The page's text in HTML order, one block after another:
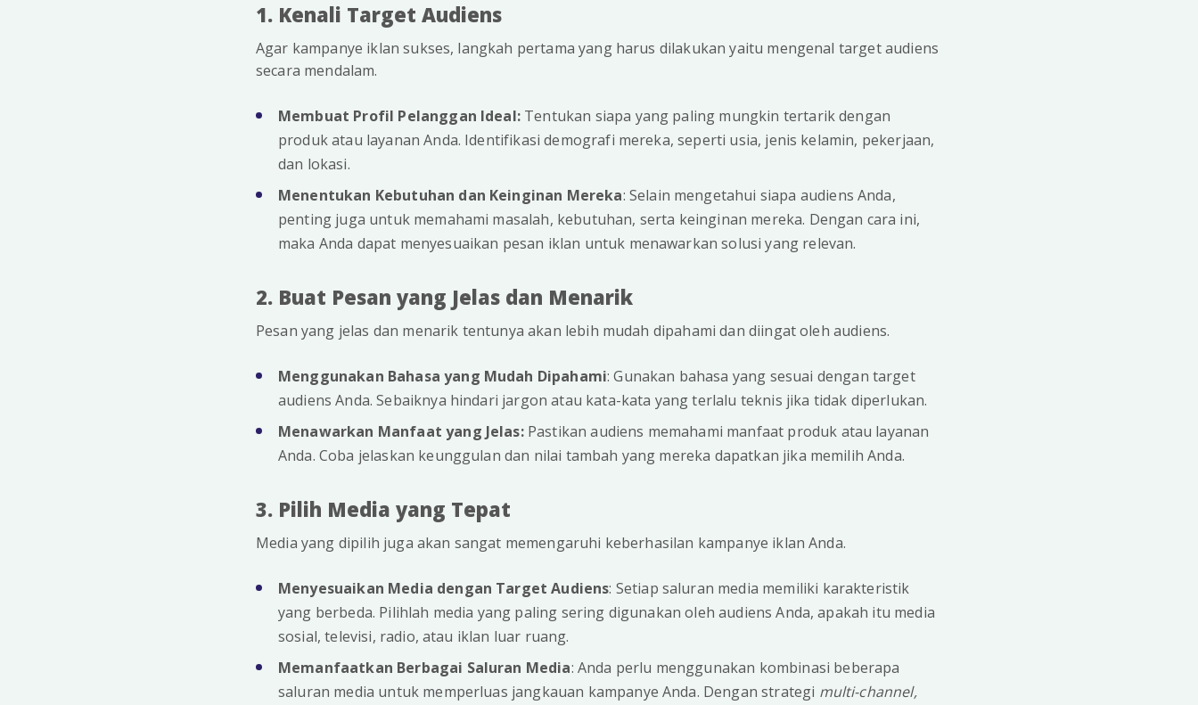
1. Kenali Target Audiens
Agar kampanye iklan sukses, langkah pertama yang harus dilakukan yaitu mengenal target audiens
secara mendalam.
Membuat Profil Pelanggan Ideal:Tentukan siapa yang paling mungkin tertarik dengan
produk atau layanan Anda. Identifikasi demografi mereka, seperti usia, jenis kelamin, pekerjaan,
dan lokasi.
Menentukan Kebutuhan dan Keinginan Mereka: Selain mengetahui siapa audiens Anda,
penting juga untuk memahami masalah, kebutuhan, serta keinginan mereka. Dengan cara ini,
maka Anda dapat menyesuaikan pesan iklan untuk menawarkan solusi yang relevan.
2. Buat Pesan yang Jelas dan Menarik
Pesan yang jelas dan menarik tentunya akan lebih mudah dipahami dan diingat oleh audiens.
Menggunakan Bahasa yang Mudah Dipahami: Gunakan bahasa yang sesuai dengan target
audiens Anda. Sebaiknya hindari jargon atau kata-kata yang terlalu teknis jika tidak diperlukan.
Menawarkan Manfaat yang Jelas:Pastikan audiens memahami manfaat produk atau layanan
Anda. Coba jelaskan keunggulan dan nilai tambah yang mereka dapatkan jika memilih Anda.
3. Pilih Media yang Tepat
Media yang dipilih juga akan sangat memengaruhi keberhasilan kampanye iklan Anda.
Menyesuaikan Media dengan Target Audiens: Setiap saluran media memiliki karakteristik
yang berbeda. Pilihlah media yang paling sering digunakan oleh audiens Anda, apakah itu media
sosial, televisi, radio, atau iklan luar ruang.
Memanfaatkan Berbagai Saluran Media: Anda perlu menggunakan kombinasi beberapa
saluran media untuk memperluas jangkauan kampanye Anda. Dengan strategi multi-channel,